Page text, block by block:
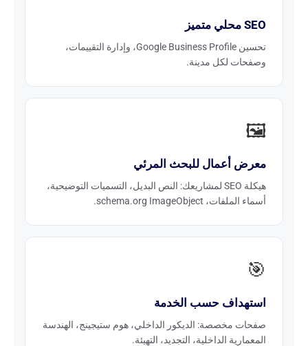
SEO محلي متميز
تحسين Google Business Profile، وإدارة التقييمات،
وصفحات لكل مدينة.
🖼️
معرض أعمال للبحث المرئي
هيكلة SEO لمشاريعك: النص البديل، التسميات التوضيحية،
أسماء الملفات، schema.org ImageObject.
🎯
استهداف حسب الخدمة
صفحات مخصصة: الديكور الداخلي، هوم ستيجينج، الهندسة
المعمارية الداخلية، التجديد، التهيئة.